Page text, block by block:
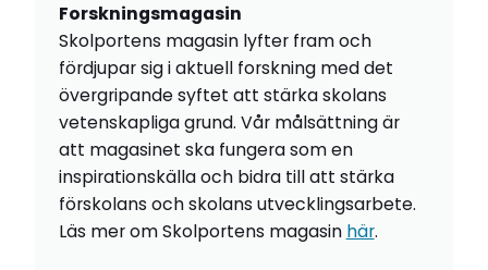
Forskningsmagasin
Skolportens magasin lyfter fram och
fördjupar sig i aktuell forskning med det
övergripande syftet att stärka skolans
vetenskapliga grund. Vår målsättning är
att magasinet ska fungera som en
inspirationskälla och bidra till att stärka
förskolans och skolans utvecklingsarbete.
Läs mer om Skolportens magasin här.